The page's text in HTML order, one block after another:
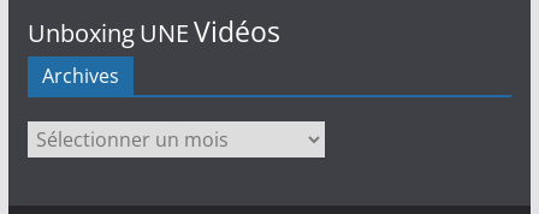
UnboxingUNEVidéos
Archives
Archives